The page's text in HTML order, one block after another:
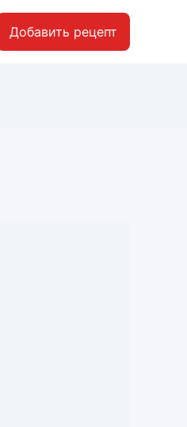
Добавить рецепт